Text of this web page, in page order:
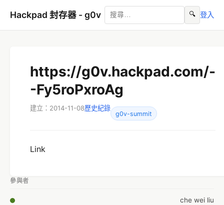
Hackpad 封存器 - g0v 🔍 登入
https://g0v.hackpad.com/-
-Fy5roPxroAg
建立：2014-11-08歷史紀錄
g0v-summit
Link
參與者
che wei liu